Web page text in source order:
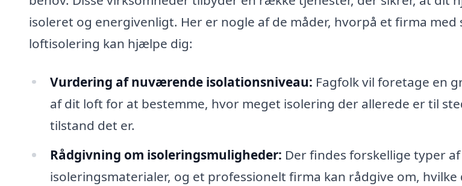
isoleret og energivenligt. Her er nogle af de måder, hvorpå et firma med
loftisolering kan hjælpe dig:
Vurdering af nuværende isolationsniveau: Fagfolk vil foretage en
af dit loft for at bestemme, hvor meget isolering der allerede er til
tilstand det er.
Rådgivning om isoleringsmuligheder: Der findes forskellige typer af
isoleringsmaterialer, og et professionelt firma kan rådgive om, hvilke